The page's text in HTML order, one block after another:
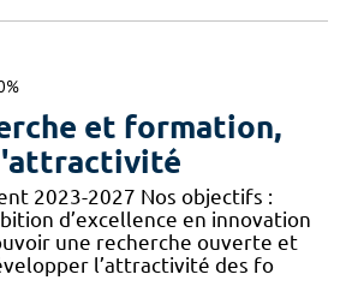
et formation,
2023-2027 Nos objectifs :
d’excellence en innovation
une recherche ouverte et
l’attractivité des fo